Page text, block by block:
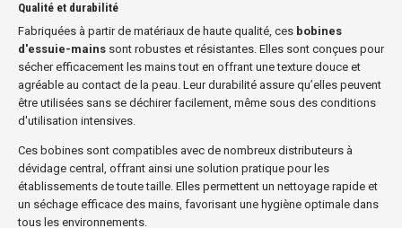
Qualité et durabilité
Fabriquées à partir de matériaux de haute qualité, ces bobines
d'essuie-mains sont robustes et résistantes. Elles sont conçues pour
sécher efficacement les mains tout en offrant une texture douce et
agréable au contact de la peau. Leur durabilité assure qu’elles peuvent
être utilisées sans se déchirer facilement, même sous des conditions
d'utilisation intensives.
Ces bobines sont compatibles avec de nombreux distributeurs à
dévidage central, offrant ainsi une solution pratique pour les
établissements de toute taille. Elles permettent un nettoyage rapide et
un séchage efficace des mains, favorisant une hygiène optimale dans
tous les environnements.